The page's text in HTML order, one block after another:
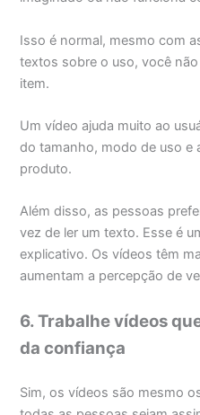
Isso é normal, mesmo com
textos sobre o uso, você
item.
Um vídeo ajuda muito ao
do tamanho, modo de uso e
produto.
Além disso, as pessoas
vez de ler um texto. Esse é
explicativo. Os vídeos têm
aumentam a percepção de
6. Trabalhe vídeos
da confiança
Sim, os vídeos são mesmo